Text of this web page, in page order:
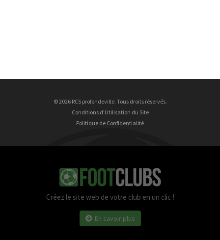
© 2026 RCS profondeville. Tous droits réservés.
Conditions d'Utilisation du Site
Politique de Confidentialité
Créez le site web de votre club en un clic !
En savoir plus